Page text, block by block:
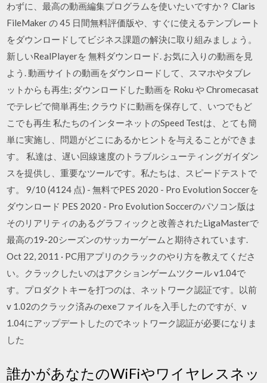
わずに、最高の動画編集プログラムを使いたいですか？ Claris
FileMaker の 45 日間無料評価版や、すぐに使えるテンプレート
をダウンロードしてビジネス課題の解決に取り組みましょう。
新しいRealPlayerを 無料ダウンロード. お気に入りの動画を見
よう. 動画サイトの動画をダウンロードして、スマホやタブレ
ットからも再生; ダウンロードした動画を Roku や Chromecasat
でテレビで簡単再生; クラウドに動画を保存して、いつでもど
こでも再生 私たちのインターネットのSpeed Testは、とても簡
単に実施し、問題がどこにあるかヒントを与えることができま
す。 私達は、遅い回線速度のトラブルシューティングガイダン
スを提供し、重要なツールです。私たちは、スピードテストで
す。 9/10 (4124 点) - 無料でPES 2020 - Pro Evolution Soccerを
ダウンロード PES 2020 - Pro Evolution Soccerのパソコン版は
そのリアリティのあるグラフィックと改善されたLigaMasterで
最高の19-20シーズンのサッカーゲームと期待されています.
Oct 22, 2011 · PC用アプリのクラックのやり方を教えてくださ
い。クラックしたいのはアクションゲームツクール v1.04で
す。プロダクトキーを打つのは、ネットワーク認証です。以前
v 1.02のクラック済みのexeファイルを入手したのですが、v
1.04にアップデートしたのでネットワーク認証が必要になりま
した
誰かがあなたのWiFiやワイヤレスネッ